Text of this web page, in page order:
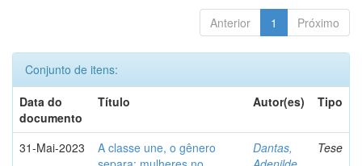
Anterior 1 Próximo
Conjunto de itens:
Data do
documento
Título Autor(es) Tipo
31-Mai-2023
A classe une, o gênero
Dantas,
Tese